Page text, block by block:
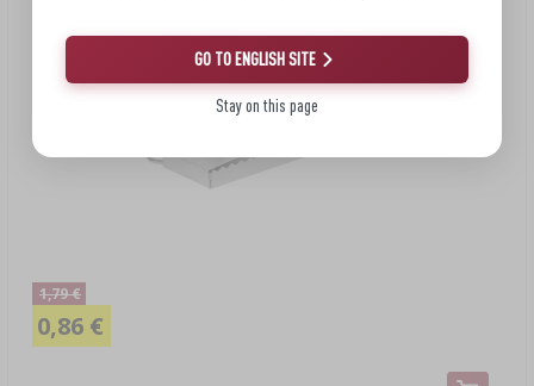
1,79 €
0,86 €
GO TO ENGLISH SITE
Stay on this page